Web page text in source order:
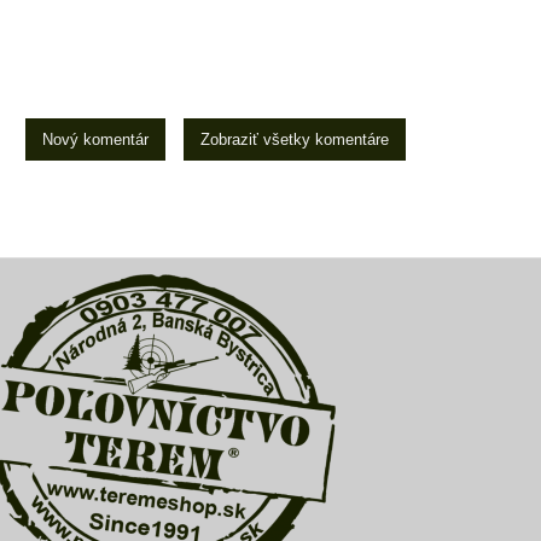
Zobraziť všetky komentáre
Nový komentár